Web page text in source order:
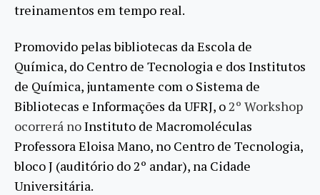
treinamentos em tempo real.
Promovido pelas bibliotecas da Escola de
Química, do Centro de Tecnologia e dos Institutos
de Química, juntamente com o Sistema de
Bibliotecas e Informações da UFRJ, o 2º Workshop
ocorrerá noInstituto de Macromoléculas
Professora Eloisa Mano, no Centro de Tecnologia,
bloco J (auditório do 2º andar), na Cidade
Universitária.